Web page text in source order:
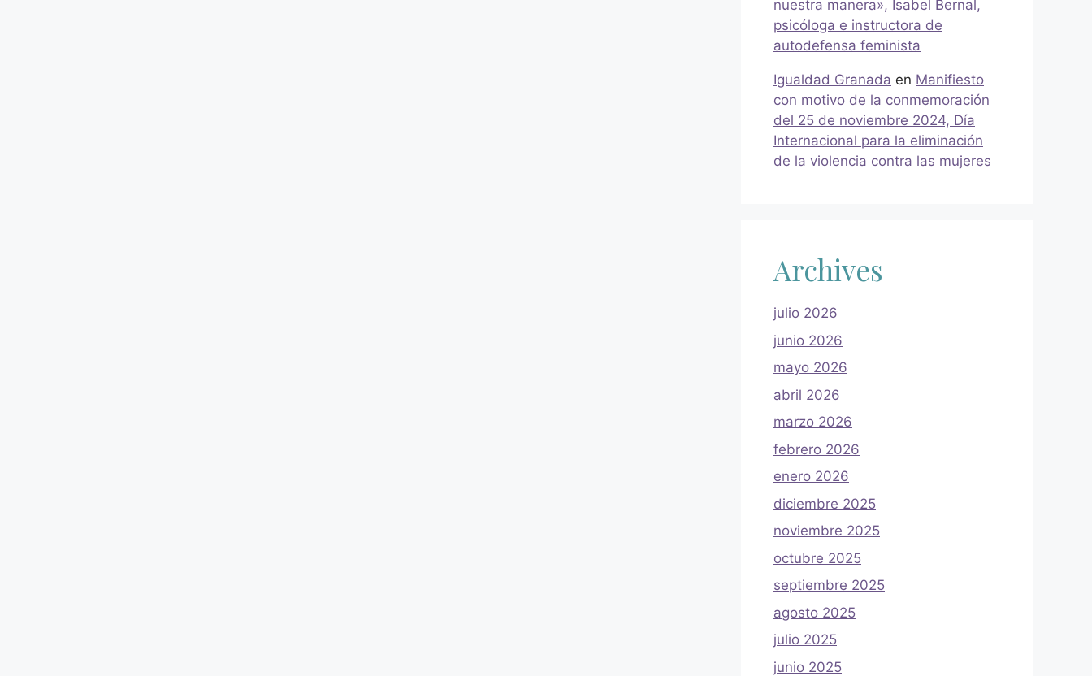
nuestra manera», Isabel Bernal,
psicóloga e instructora de
autodefensa feminista
Igualdad Granada en Manifiesto
con motivo de la conmemoración
del 25 de noviembre 2024, Día
Internacional para la eliminación
de la violencia contra las mujeres
Archives
julio 2026
junio 2026
mayo 2026
abril 2026
marzo 2026
febrero 2026
enero 2026
diciembre 2025
noviembre 2025
octubre 2025
septiembre 2025
agosto 2025
julio 2025
junio 2025